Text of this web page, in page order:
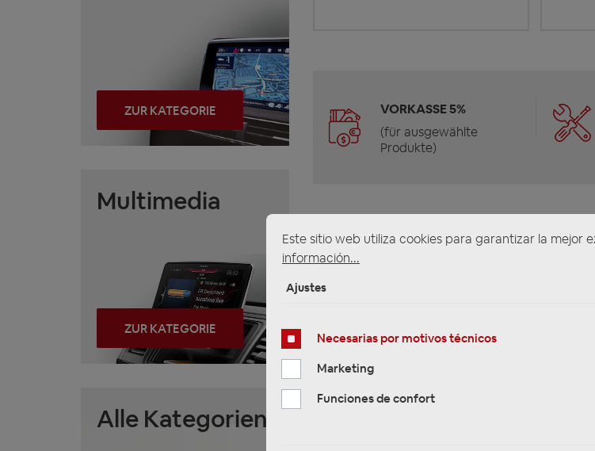
ZUR KATEGORIE
Multimedia
ZUR KATEGORIE
Alle Kategorien
VORKASSE 5%
(für ausgewählte
Produkte)
Este sitio web utiliza cookies para garantizar la mejor
información...
Ajustes
Necesarias por motivos técnicos
Marketing
Funciones de confort